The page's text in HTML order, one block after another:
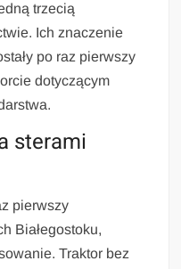
trzecią
Ich znaczenie
po raz pierwszy
dotyczącym
sterami
pierwszy
Białegostoku,
Traktor bez